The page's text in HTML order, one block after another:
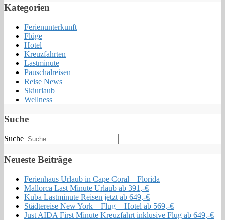
Kategorien
Ferienunterkunft
Flüge
Hotel
Kreuzfahrten
Lastminute
Pauschalreisen
Reise News
Skiurlaub
Wellness
Suche
Suche
Neueste Beiträge
Ferienhaus Urlaub in Cape Coral – Florida
Mallorca Last Minute Urlaub ab 391,-€
Kuba Lastminute Reisen jetzt ab 649,-€
Städtereise New York – Flug + Hotel ab 569,-€
Just AIDA First Minute Kreuzfahrt inklusive Flug ab 649,-€